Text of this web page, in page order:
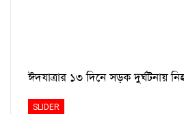
ঈদযাত্রার ১৩ দিনে সড়ক দুর্ঘটনায়
SLIDER